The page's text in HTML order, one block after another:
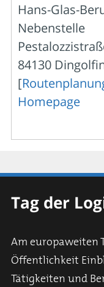
Hans-Glas-
Nebenstelle
84130
[
Homepage
Tag der
Am europaweiten
Öffentlichkeit
Tätigkeiten und